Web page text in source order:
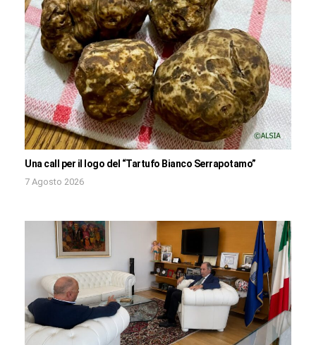
Una call per il logo del “Tartufo Bianco Serrapotamo”
7 Agosto 2026